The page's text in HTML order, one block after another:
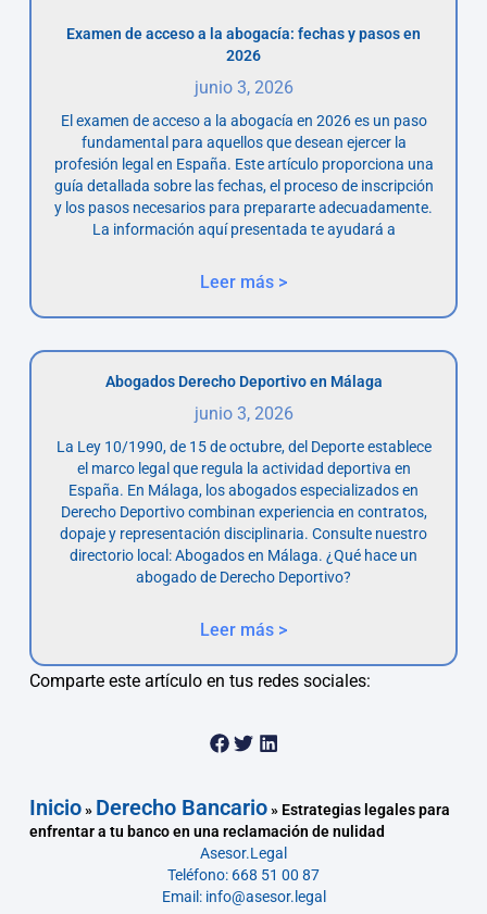
Examen de acceso a la abogacía: fechas y pasos en
2026
junio 3, 2026
El examen de acceso a la abogacía en 2026 es un paso
fundamental para aquellos que desean ejercer la
profesión legal en España. Este artículo proporciona una
guía detallada sobre las fechas, el proceso de inscripción
y los pasos necesarios para prepararte adecuadamente.
La información aquí presentada te ayudará a
Leer más >
Abogados Derecho Deportivo en Málaga
junio 3, 2026
La Ley 10/1990, de 15 de octubre, del Deporte establece
el marco legal que regula la actividad deportiva en
España. En Málaga, los abogados especializados en
Derecho Deportivo combinan experiencia en contratos,
dopaje y representación disciplinaria. Consulte nuestro
directorio local: Abogados en Málaga. ¿Qué hace un
abogado de Derecho Deportivo?
Leer más >
Comparte este artículo en tus redes sociales:
Inicio» Derecho Bancario» Estrategias legales para
enfrentar a tu banco en una reclamación de nulidad
Asesor.Legal
Teléfono: 668 51 00 87
Email: info@asesor.legal